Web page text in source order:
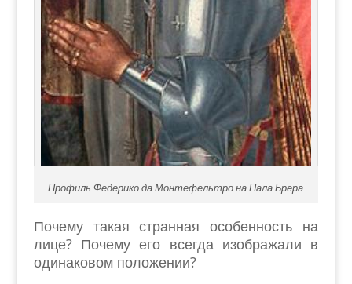
Профиль Федерико да Монтефельтро на Пала Брера
Почему такая странная особенность на
лице? Почему его всегда изображали в
одинаковом положении?